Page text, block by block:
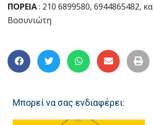
ΠΟΡΕΙΑ: 210 6899580, 6944865482, κα
Βοσυνιώτη
Μπορεί να σας ενδιαφέρει: